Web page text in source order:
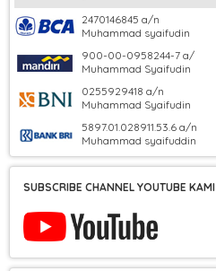
2470146845 a/n
Muhammad syaifudin
900-00-0958244-7 a/
Muhammad Syaifudin
0255929418 a/n
Muhammad Syaifudin
5897.01.028911.53.6 a/n
Muhammad syaifuddin
SUBSCRIBE CHANNEL YOUTUBE KAMI